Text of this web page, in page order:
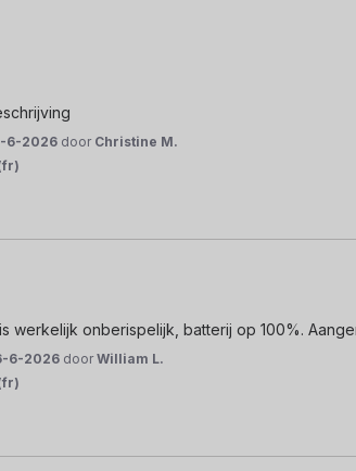
6-2026 door Christine M.
onberispelijk, batterij op 100%.
6-2026 doorWilliam L.